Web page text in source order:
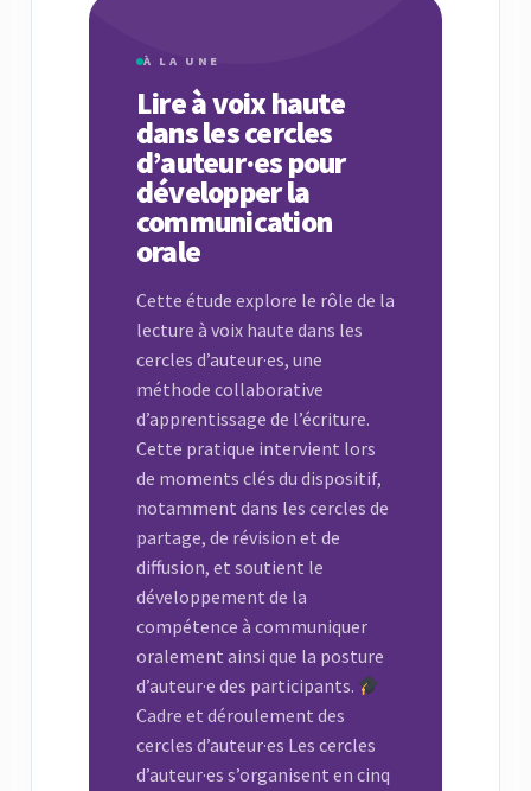
À LA UNE
Lire à voix haute
dans les cercles
d’auteur·es pour
développer la
communication
orale
Cette étude explore le rôle de la
lecture à voix haute dans les
cercles d’auteur·es, une
méthode collaborative
d’apprentissage de l’écriture.
Cette pratique intervient lors
de moments clés du dispositif,
notamment dans les cercles de
partage, de révision et de
diffusion, et soutient le
développement de la
compétence à communiquer
oralement ainsi que la posture
d’auteur·e des participants.
Cadre et déroulement des
cercles d’auteur·es Les cercles
d’auteur·es s’organisent en cinq